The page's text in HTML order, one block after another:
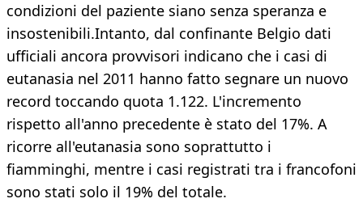
condizioni del paziente siano senza speranza e
insostenibili.Intanto, dal confinante Belgio dati
ufficiali ancora provvisori indicano che i casi di
eutanasia nel 2011 hanno fatto segnare un nuovo
record toccando quota 1.122. L'incremento
rispetto all'anno precedente è stato del 17%. A
ricorre all'eutanasia sono soprattutto i
fiamminghi, mentre i casi registrati tra i francofoni
sono stati solo il 19% del totale.